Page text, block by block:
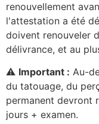
renouvellement
l'attestation a été
doivent renouveler
délivrance, et au
⚠️ Important : Au-
du tatouage, du
permanent devront
jours + examen.